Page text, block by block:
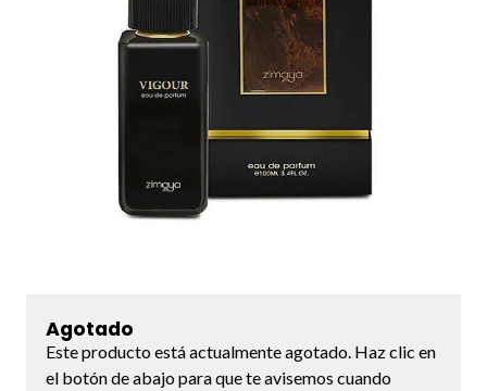
Agotado
Este producto está actualmente agotado. Haz clic en
el botón de abajo para que te avisemos cuando